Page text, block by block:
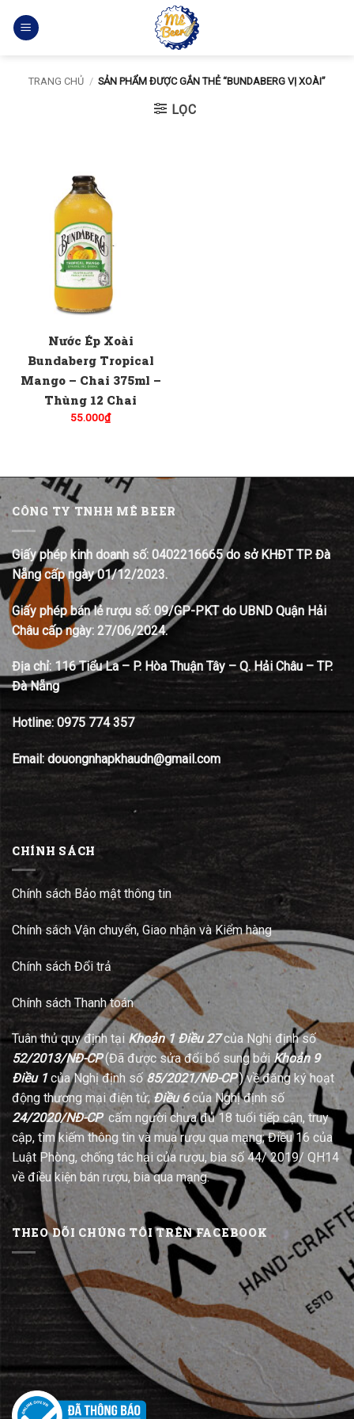
qua
TRANG CHỦ / SẢN PHẨM ĐƯỢC GẮN THẺ “BUNDABERG VỊ XOÀI”
LỌC
Nước Ép Xoài
Bundaberg Tropical
Mango – Chai 375ml –
Thùng 12 Chai
55.000₫
CÔNG TY TNHH MÊ BEER
Giấy phép kinh doanh số: 0402216665 do sở KHĐT TP. Đà
Nẵng cấp ngày 01/12/2023.
Giấy phép bán lẻ rượu số: 09/GP-PKT do UBND Quận Hải
Châu cấp ngày: 27/06/2024.
Địa chỉ: 116 Tiểu La – P. Hòa Thuận Tây – Q. Hải Châu – TP.
Đà Nẵng
Hotline: 0975 774 357
Email: douongnhapkhaudn@gmail.com
CHÍNH SÁCH
Chính sách Bảo mật thông tin
Chính sách Vận chuyển, Giao nhận và Kiểm hàng
Chính sách Đổi trả
Chính sách Thanh toán
Tuân thủ quy định tại Khoản 1 Điều 27của Nghị định số
52/2013/NĐ-CP(Đã được sửa đổi bổ sung bởi Khoản 9
Điều 1của Nghị định số 85/2021/NĐ-CP) về đăng ký hoạt
động thương mại điện tử; Điều 6của Nghị định số
24/2020/NĐ-CPcấm người chưa đủ 18 tuổi tiếp cận, truy
cập, tìm kiếm thông tin và mua rượu qua mạng; Điều 16 của
Luật Phòng, chống tác hại của rượu, bia số 44/ 2019/ QH14
về điều kiện bán rượu, bia qua mạng.
THEO DÕI CHÚNG TÔI TRÊN FACEBOOK